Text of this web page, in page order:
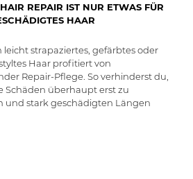
REPAIR IST NUR ETWAS FÜR
HAAR
leicht strapaziertes, gefärbtes oder
Haar profitiert von
Repair-Pflege. So verhinderst du,
Schäden überhaupt erst zu
und stark geschädigten Längen